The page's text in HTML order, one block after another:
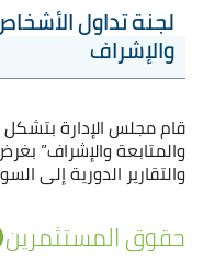
لجنة تداول
والإشراف
قام مجلس الإدارة
والمتابعة والإشراف”
والتقارير الدورية إلى
حقوق المستثمرين